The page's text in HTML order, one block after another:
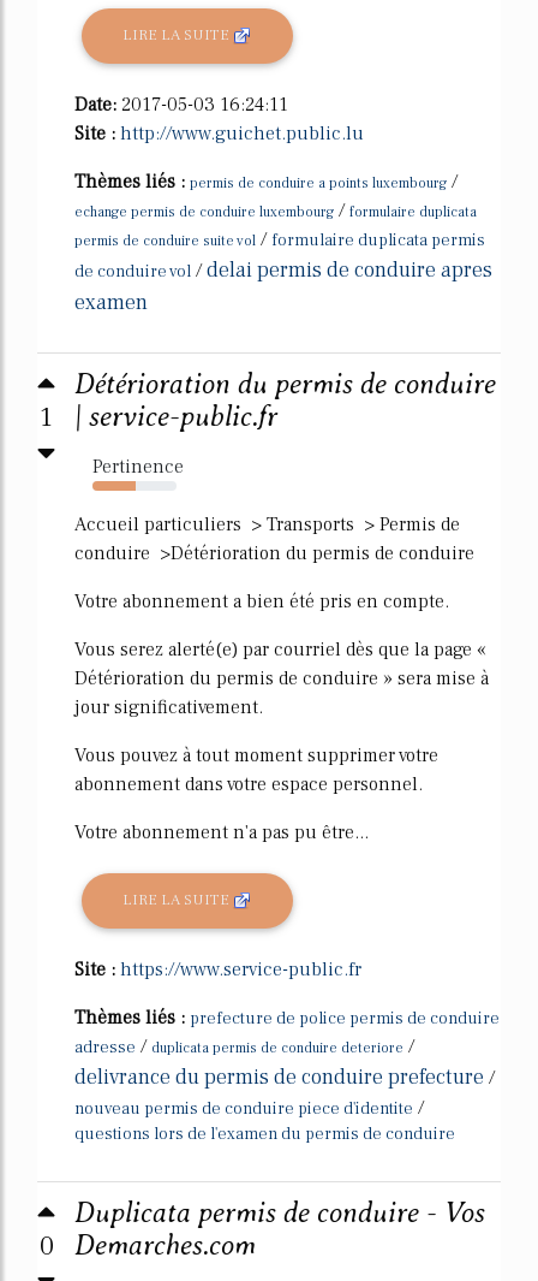
LIRE LA SUITE
Date: 2017-05-03 16:24:11
Site : http://www.guichet.public.lu
Thèmes liés : permis de conduire a points luxembourg /
echange permis de conduire luxembourg / formulaire duplicata
permis de conduire suite vol / formulaire duplicata permis
de conduire vol /delai permis de conduire apres
examen
1
Détérioration du permis de conduire
| service-public.fr
Pertinence
51%
Accueil particuliers > Transports > Permis de
conduire >Détérioration du permis de conduire
Votre abonnement a bien été pris en compte.
Vous serez alerté(e) par courriel dès que la page «
Détérioration du permis de conduire » sera mise à
jour significativement.
Vous pouvez à tout moment supprimer votre
abonnement dans votre espace personnel.
Votre abonnement n'a pas pu être...
LIRE LA SUITE
Site : https://www.service-public.fr
Thèmes liés : prefecture de police permis de conduire
adresse / duplicata permis de conduire deteriore /
delivrance du permis de conduire prefecture /
nouveau permis de conduire piece d'identite /
questions lors de l'examen du permis de conduire
0
Duplicata permis de conduire - Vos
Demarches.com